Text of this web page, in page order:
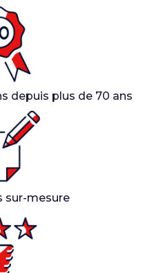
depuis plus de 70 ans
sur-mesure